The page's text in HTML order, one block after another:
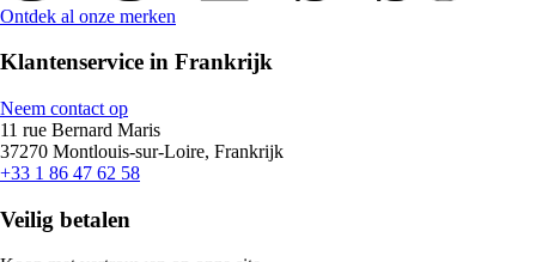
Ontdek al onze merken
Klantenservice in Frankrijk
Neem contact op
11 rue Bernard Maris
37270 Montlouis-sur-Loire, Frankrijk
+33 1 86 47 62 58
Veilig betalen